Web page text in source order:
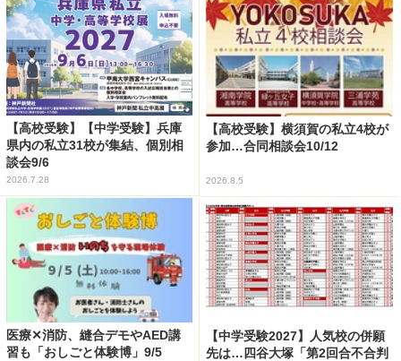
【高校受験】【中学受験】兵庫
県内の私立31校が集結、個別相
談会9/6
2026.7.28
【高校受験】横須賀の私立4校が
参加…合同相談会10/12
2026.8.5
医療✕消防、縫合デモやAED講
習も「おしごと体験博」9/5
【中学受験2027】人気校の併願
先は…四谷大塚「第2回合不合判